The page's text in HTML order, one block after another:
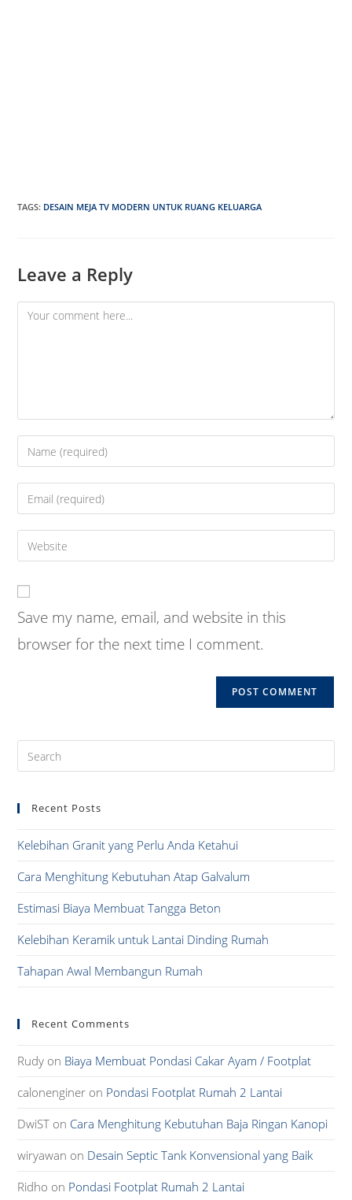
TAGS: DESAIN MEJA TV MODERN UNTUK RUANG KELUARGA
Leave a Reply
Comment
Enter
your
name
comment
Enter
your
email
address
comment
Enter
your
URL
(optional)
Save my name, email, and website in this
browser for the next time I comment.
Recent Posts
Kelebihan Granit yang Perlu Anda Ketahui
Cara Menghitung Kebutuhan Atap Galvalum
Estimasi Biaya Membuat Tangga Beton
Kelebihan Keramik untuk Lantai Dinding Rumah
Tahapan Awal Membangun Rumah
Recent Comments
Rudy on Biaya Membuat Pondasi Cakar Ayam / Footplat
calonenginer on Pondasi Footplat Rumah 2 Lantai
DwiST on Cara Menghitung Kebutuhan Baja Ringan Kanopi
wiryawan on Desain Septic Tank Konvensional yang Baik
Ridho on Pondasi Footplat Rumah 2 Lantai